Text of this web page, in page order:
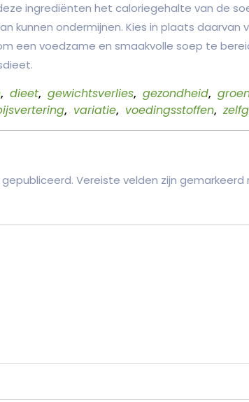
ingrediënten het caloriegehalte van de
kunnen ondermijnen. Kies in plaats daarvan
een voedzame en smaakvolle soep te
, dieet, gewichtsverlies, gezondheid,
, variatie, voedingsstoffen,
Vereiste velden zijn gemarkeerd